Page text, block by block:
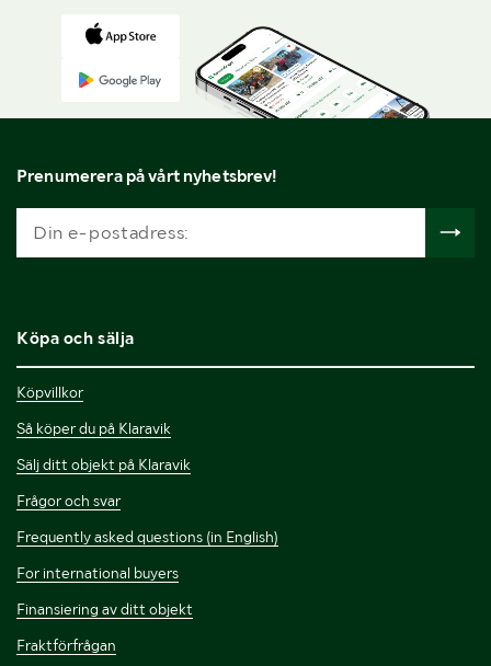
Prenumerera på vårt nyhetsbrev!
Köpa och sälja
Köpvillkor
Så köper du på Klaravik
Sälj ditt objekt på Klaravik
Frågor och svar
Frequently asked questions (in English)
For international buyers
Finansiering av ditt objekt
Fraktförfrågan